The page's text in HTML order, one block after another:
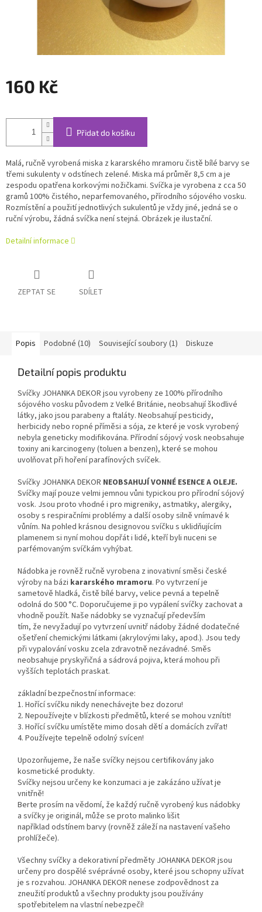
160 Kč
cena:
Přidat do košíku
Malá, ručně vyrobená miska z kararského mramoru čistě bílé barvy se
třemi sukulenty v odstínech zelené. Miska má průměr 8,5 cm a je
zespodu opatřena korkovými nožičkami. Svíčka je vyrobena z cca 50
gramů 100% čistého, neparfemovaného, přírodního sójového vosku.
Rozmístění a použití jednotlivých sukulentů je vždy jiné, jedná se o
ruční výrobu, žádná svíčka není stejná. Obrázek je ilustační.
Detailní informace
ZEPTAT SE SDÍLET
Popis Podobné (10) Související soubory (1) Diskuze
Detailní popis produktu
Svíčky JOHANKA DEKOR jsou vyrobeny ze 100% přírodního
sójového vosku původem z Velké Británie, neobsahují škodlivé
látky, jako jsou parabeny a ftaláty. Neobsahují pesticidy,
herbicidy nebo ropné příměsi a sója, ze které je vosk vyrobený
nebyla geneticky modifikována. Přírodní sójový vosk neobsahuje
toxiny ani karcinogeny (toluen a benzen), které se mohou
uvolňovat při hoření parafínových svíček.
Svíčky JOHANKA DEKOR NEOBSAHUJÍVONNÉ ESENCE A OLEJE.
Svíčky mají pouze velmi jemnou vůni typickou pro přírodní sójový
vosk. Jsou proto vhodné i pro migreniky, astmatiky, alergiky,
osoby s respiračními problémy a další osoby silně vnímavé k
vůním. Na pohled krásnou designovou svíčku s uklidňujícím
plamenem si nyní mohou dopřát i lidé, kteří byli nuceni se
parfémovaným svíčkám vyhýbat.
Nádobka je rovněž ručně vyrobena z inovativní směsi české
výroby na bázi kararského mramoru. Po vytvrzení je
sametově hladká, čistě bílé barvy, velice pevná a tepelně
odolná do 500 °C. Doporučujeme ji po vypálení svíčky zachovat a
vhodně použít. Naše nádobky se vyznačují především
tím, že nevyžadují po vytvrzení uvnitř nádoby žádné dodatečné
ošetření chemickými látkami (akrylovými laky, apod.). Jsou tedy
při vypalování vosku zcela zdravotně nezávadné. Směs
neobsahuje pryskyřičná a sádrová pojiva, která mohou při
vyšších teplotách praskat.
základní bezpečnostní informace:
1. Hořící svíčku nikdy nenechávejte bez dozoru!
2. Nepoužívejte v blízkosti předmětů, které se mohou vznítit!
3. Hořící svíčku umístěte mimo dosah dětí a domácích zvířat!
4. Používejte tepelně odolný svícen!
Upozorňujeme, že naše svíčky nejsou certifikovány jako
kosmetické produkty.
Svíčky nejsou určeny ke konzumaci a je zakázáno užívat je
vnitřně!
Berte prosím na vědomí, že každý ručně vyrobený kus nádobky
a svíčky je originál, může se proto malinko lišit
například odstínem barvy (rovněž záleží na nastavení vašeho
prohlížeče).
Všechny svíčky a dekorativní předměty JOHANKA DEKOR jsou
určeny pro dospělé svéprávné osoby, které jsou schopny užívat
je s rozvahou. JOHANKA DEKOR nenese zodpovědnost za
zneužití produktů a všechny produkty jsou používány
spotřebitelem na vlastní nebezpečí!